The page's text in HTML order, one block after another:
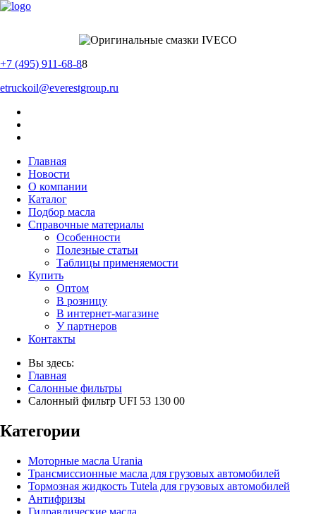
+7 (495) 911-68-88
etruckoil@everestgroup.ru
Главная
Новости
О компании
Каталог
Подбор масла
Справочные материалы
Особенности
Полезные статьи
Таблицы применяемости
Купить
Оптом
В розницу
В интернет-магазине
У партнеров
Контакты
Вы здесь:
Главная
Салонные фильтры
Салонный фильтр UFI 53 130 00
Категории
Моторные масла Urania
Трансмиссионные масла для грузовых автомобилей
Тормозная жидкость Tutela для грузовых автомобилей
Антифризы
Гидравлические масла